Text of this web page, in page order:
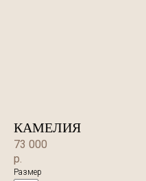
КАМЕЛИЯ
73 000
р.
Размер